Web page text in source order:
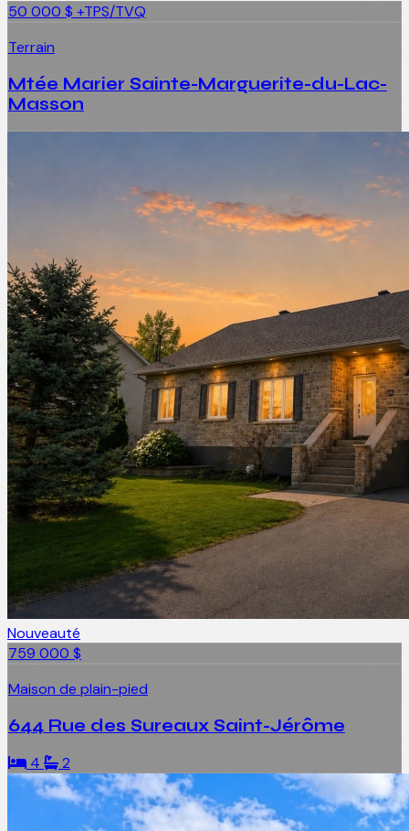
50 000 $ +TPS/TVQ
Terrain
Mtée Marier Sainte-Marguerite-du-Lac-
Masson
Nouveauté
759 000 $
Maison de plain-pied
644 Rue des Sureaux Saint-Jérôme
4 2